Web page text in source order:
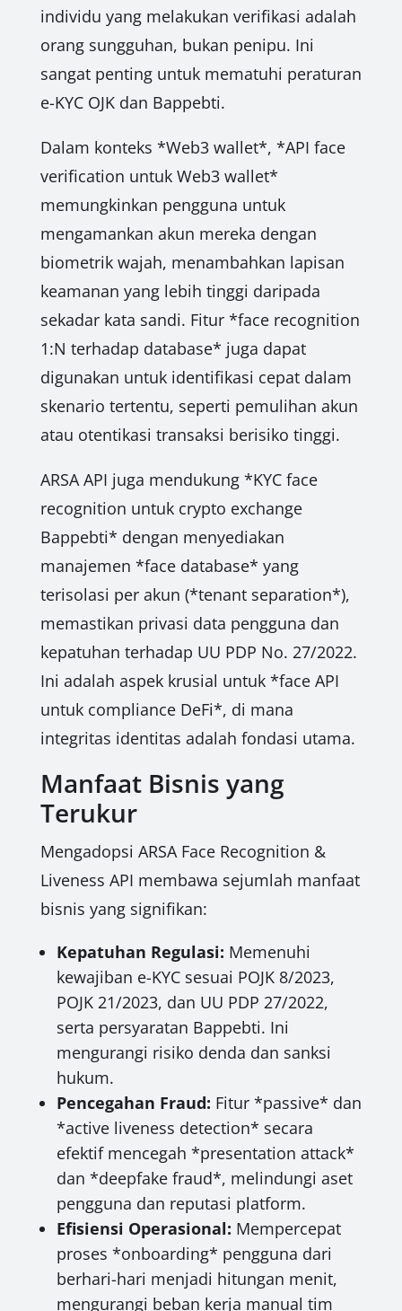
individu yang melakukan verifikasi adalah
orang sungguhan, bukan penipu. Ini
sangat penting untuk mematuhi peraturan
e-KYC OJK dan Bappebti.
Dalam konteks *Web3 wallet*, *API face
verification untuk Web3 wallet*
memungkinkan pengguna untuk
mengamankan akun mereka dengan
biometrik wajah, menambahkan lapisan
keamanan yang lebih tinggi daripada
sekadar kata sandi. Fitur *face recognition
1:N terhadap database* juga dapat
digunakan untuk identifikasi cepat dalam
skenario tertentu, seperti pemulihan akun
atau otentikasi transaksi berisiko tinggi.
ARSA API juga mendukung *KYC face
recognition untuk crypto exchange
Bappebti* dengan menyediakan
manajemen *face database* yang
terisolasi per akun (*tenant separation*),
memastikan privasi data pengguna dan
kepatuhan terhadap UU PDP No. 27/2022.
Ini adalah aspek krusial untuk *face API
untuk compliance DeFi*, di mana
integritas identitas adalah fondasi utama.
Manfaat Bisnis yang
Terukur
Mengadopsi ARSA Face Recognition &
Liveness API membawa sejumlah manfaat
bisnis yang signifikan:
Kepatuhan Regulasi: Memenuhi
kewajiban e-KYC sesuai POJK 8/2023,
POJK 21/2023, dan UU PDP 27/2022,
serta persyaratan Bappebti. Ini
mengurangi risiko denda dan sanksi
hukum.
Pencegahan Fraud: Fitur *passive* dan
*active liveness detection* secara
efektif mencegah *presentation attack*
dan *deepfake fraud*, melindungi aset
pengguna dan reputasi platform.
Efisiensi Operasional: Mempercepat
proses *onboarding* pengguna dari
berhari-hari menjadi hitungan menit,
mengurangi beban kerja manual tim